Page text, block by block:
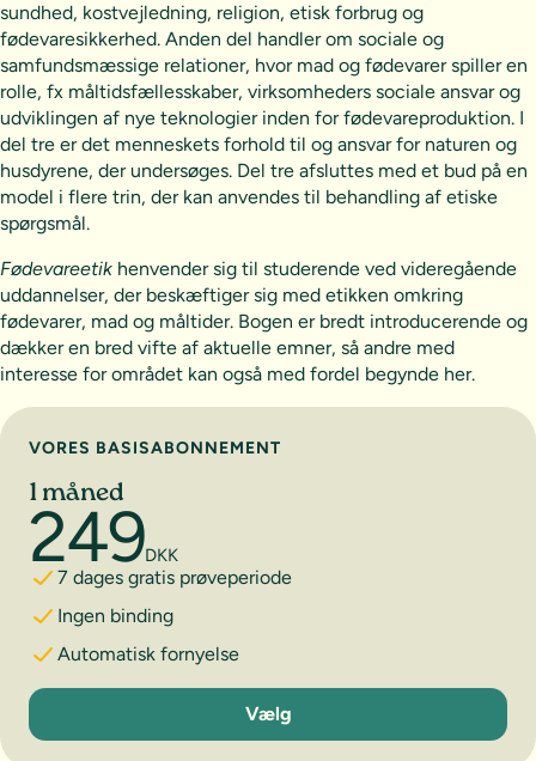
sundhed, kostvejledning, religion, etisk forbrug og
fødevaresikkerhed. Anden del handler om sociale og
samfundsmæssige relationer, hvor mad og fødevarer spiller en
rolle, fx måltidsfællesskaber, virksomheders sociale ansvar og
udviklingen af nye teknologier inden for fødevareproduktion. I
del tre er det menneskets forhold til og ansvar for naturen og
husdyrene, der undersøges. Del tre afsluttes med et bud på en
model i flere trin, der kan anvendes til behandling af etiske
spørgsmål.
Fødevareetik henvender sig til studerende ved videregående
uddannelser, der beskæftiger sig med etikken omkring
fødevarer, mad og måltider. Bogen er bredt introducerende og
dækker en bred vifte af aktuelle emner, så andre med
interesse for området kan også med fordel begynde her.
Vælg abonnement
VORES BASISABONNEMENT
1 måned
249DKK
7 dages gratis prøveperiode
Ingen binding
Automatisk fornyelse
1 måned
Vælg